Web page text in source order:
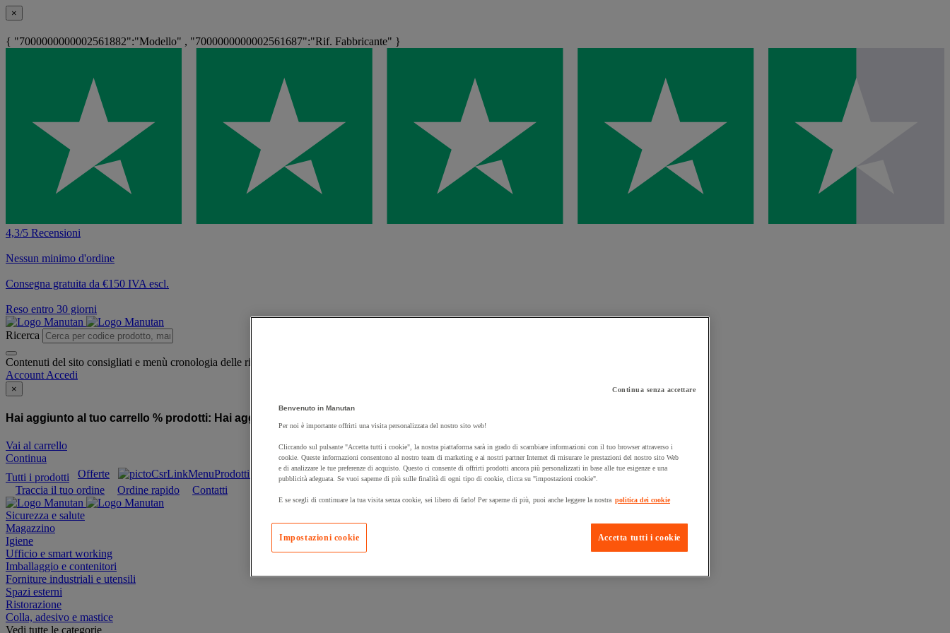
×
{ "7000000000002561882":"Modello" , "7000000000002561687":"Rif. Fabbricante" }
4,3/5 Recensioni
Nessun minimo d'ordine
Consegna gratuita da €150 IVA escl.
Reso entro 30 giorni
Ricerca
Contenuti del sito consigliati e menù cronologia delle ricerche
Account Accedi
×
Hai aggiunto al tuo carrello % prodotti: Hai aggiunto al tuo carrello un prodotto:
Vai al carrello
Continua
Tutti i prodotti
Offerte Prodotti sostenibili Manutan Expert
Prodotti in pronta consegna
Traccia il tuo ordine
Ordine rapido Contatti
Sicurezza e salute
Magazzino
Igiene
Ufficio e smart working
Imballaggio e contenitori
Forniture industriali e utensili
Spazi esterni
Ristorazione
Colla, adesivo e mastice
Vedi tutte le categorie
Continua senza accettare
Benvenuto in Manutan
Per noi è importante offrirti una visita personalizzata del nostro sito web!
Cliccando sul pulsante "Accetta tutti i cookie", la nostra piattaforma sarà in grado di scambiare informazioni con il tuo browser attraverso i
cookie. Queste informazioni consentono al nostro team di marketing e ai nostri partner Internet di misurare le prestazioni del nostro sito Web
e di analizzare le tue preferenze di acquisto. Questo ci consente di offrirti prodotti ancora più personalizzati in base alle tue esigenze e una
pubblicità adeguata. Se vuoi saperne di più sulle finalità di ogni tipo di cookie, clicca su "impostazioni cookie".
E se scegli di continuare la tua visita senza cookie, sei libero di farlo! Per saperne di più, puoi anche leggere la nostra politica dei cookie
Accetta tutti i cookie
Impostazioni cookie